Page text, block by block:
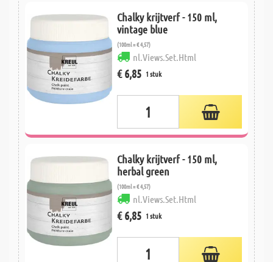
Chalky krijtverf - 150 ml,
vintage blue
(100ml = € 4,57)
nl.Views.Set.Html
€ 6,85 1 stuk
Chalky krijtverf - 150 ml,
herbal green
(100ml = € 4,57)
nl.Views.Set.Html
€ 6,85 1 stuk